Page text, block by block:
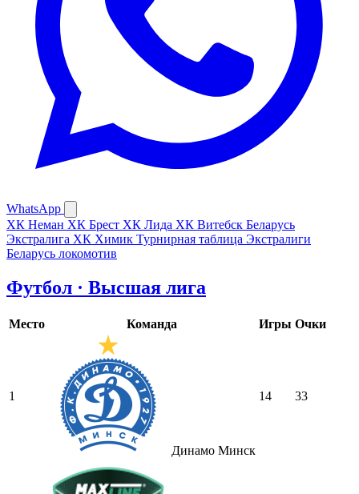
WhatsApp
ХК Неман ХК Брест ХК Лида ХК Витебск Беларусь
Экстралига ХК Химик Турнирная таблица Экстралиги
Беларусь локомотив
Футбол · Высшая лига
Место Команда Игры Очки
1
Динамо Минск
14 33